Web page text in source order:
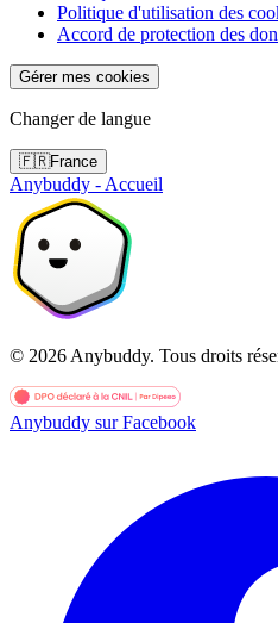
Politique d'utilisation des
Accord de protection des
Gérer mes cookies
Changer de langue
🇫🇷France
Anybuddy - Accueil
© 2026 Anybuddy. Tous droits
Anybuddy sur Facebook